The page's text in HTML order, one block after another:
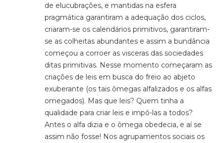
de elucubrações, e mantidas na esfera
pragmática garantiram a adequação dos ciclos,
criaram-se os calendários primitivos, garantiram-
se as colheitas abundantes e assim a bundância
começou a corroer as visceras das sociedades
ditas primitivas. Nesse momento começaram as
criações de leis em busca do freio ao abjeto
exuberante (os tais ômegas alfalizados e os alfas
omegados). Mas que leis? Quem tinha a
qualidade para criar leis e impô-las a todos?
Antes o alfa dizia e o ômega obedecia, e aí se
assim não fosse! Nos agrupamentos sociais os